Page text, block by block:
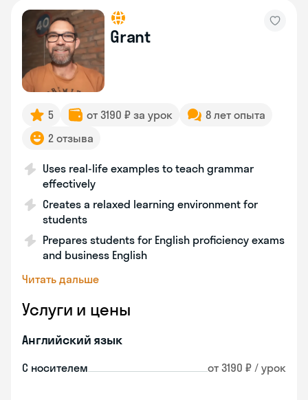
Grant
5 от 3190 ₽ за урок
8 лет опыта
2 отзыва
Uses real-life examples to teach grammar
effectively
Creates a relaxed learning environment for
students
Prepares students for English proficiency exams
and business English
Читать дальше
Услуги и цены
Английский язык
С носителем от 3190 ₽ / урок